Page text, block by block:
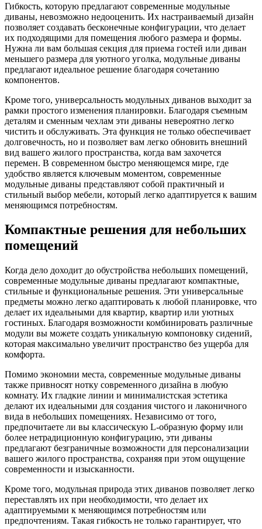
Гибкость, которую предлагают современные модульные
диваны, невозможно недооценить. Их настраиваемый дизайн
позволяет создавать бесконечные конфигурации, что делает
их подходящими для помещения любого размера и формы.
Нужна ли вам большая секция для приема гостей или диван
меньшего размера для уютного уголка, модульные диваны
предлагают идеальное решение благодаря сочетанию
компонентов.
Кроме того, универсальность модульных диванов выходит за
рамки простого изменения планировки. Благодаря съемным
деталям и сменным чехлам эти диваны невероятно легко
чистить и обслуживать. Эта функция не только обеспечивает
долговечность, но и позволяет вам легко обновить внешний
вид вашего жилого пространства, когда вам захочется
перемен. В современном быстро меняющемся мире, где
удобство является ключевым моментом, современные
модульные диваны представляют собой практичный и
стильный выбор мебели, который легко адаптируется к вашим
меняющимся потребностям.
Компактные решения для небольших
помещений
Когда дело доходит до обустройства небольших помещений,
современные модульные диваны предлагают компактные,
стильные и функциональные решения. Эти универсальные
предметы можно легко адаптировать к любой планировке, что
делает их идеальными для квартир, квартир или уютных
гостиных. Благодаря возможности комбинировать различные
модули вы можете создать уникальную компоновку сидений,
которая максимально увеличит пространство без ущерба для
комфорта.
Помимо экономии места, современные модульные диваны
также привносят нотку современного дизайна в любую
комнату. Их гладкие линии и минималистская эстетика
делают их идеальными для создания чистого и лаконичного
вида в небольших помещениях. Независимо от того,
предпочитаете ли вы классическую L-образную форму или
более нетрадиционную конфигурацию, эти диваны
предлагают безграничные возможности для персонализации
вашего жилого пространства, сохраняя при этом ощущение
современности и изысканности.
Кроме того, модульная природа этих диванов позволяет легко
переставлять их при необходимости, что делает их
адаптируемыми к меняющимся потребностям или
предпочтениям. Такая гибкость не только гарантирует, что